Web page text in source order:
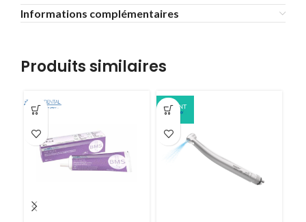
Informations complémentaires
Produits similaires